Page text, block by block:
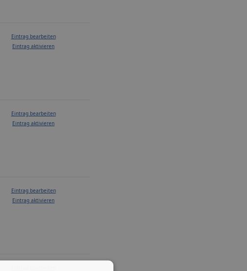
Eintrag bearbeiten
Eintrag aktivieren
Eintrag bearbeiten
Eintrag aktivieren
Eintrag bearbeiten
Eintrag aktivieren